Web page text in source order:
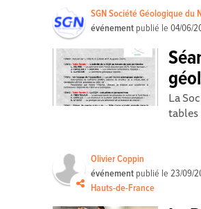
SGN Société Géologique du
événement publié le04/06/
La
tables
Olivier Coppin
événement publié le23/09/
Hauts-de-France